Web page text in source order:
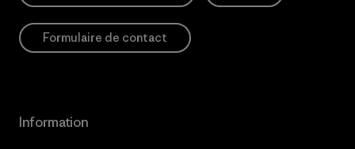
Formulaire de contact
Information